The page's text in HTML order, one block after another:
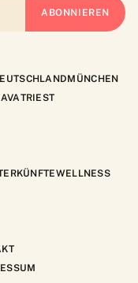
MÜNCHEN
TRIEST
WELLNESS